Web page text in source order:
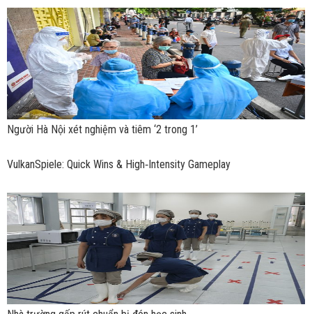
Người Hà Nội xét nghiệm và tiêm ‘2 trong 1’
VulkanSpiele: Quick Wins & High‑Intensity Gameplay